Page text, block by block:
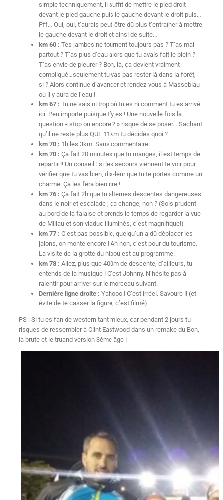
simple techniquement, il suffit de mettre le pied droit
devant le pied gauche puis le gauche devant le droit puis…
Pff… Oui, oui, t’aurais peut-être dû plus t’entraîner à mettre
le gauche devant le droit et ainsi de suite…
km 60 : Tes jambes ne tournent toujours pas ? T’as mal
partout ? T’as plus d’eau alors que tu avais fait le plein ?
T’as envie de pleurer ? Bon, là, ça devient vraiment
compliqué…seulement tu vas pas rester là dans la forêt,
si ? Alors continue d’avancer et rendez-vous à Massebiau
où il y aura de l’eau !
km 67 : Tu ne sais ni trop où tu es ni comment tu es arrivé
ici. Peu importe puisque t’y es ! Une nouvelle fois la
question « stop ou encore ? » risque de se poser… Sachant
qu’il ne reste plus QUE 11km tu décides quoi ?
km 70 : 1h les 3km. Sans commentaire.
km 70 : Ça fait 20 minutes que tu manges, il est temps de
repartir !! Un conseil : si les secours viennent te voir pour
vérifier que tu vas bien, dis-leur que tu te portes comme un
charme. Ça les fera bien rire !
km 76 : Ça fait 2h que tu alternes descentes dangereuses
dans le noir et escalade ; ça change, non ? (Sois prudent
au bord de la falaise et prends le temps de regarder la vue
de Millau et son viaduc illuminés, c’est magnifique!)
km 77 : C’est pas possible, quelqu’un a dû déplacer les
jalons, on monte encore ! Ah non, c’est pour du tourisme.
La visite de la grotte du hibou est au programme.
km 78 : Allez, plus que 400m de descente, d’ailleurs, tu
entends de la musique ! C’est Johnny. N’hésite pas à
ralentir pour arriver sur le morceau suivant.
Dernière ligne droite : Yahooo ! C’est irréel. Savoure !! (et
évite de te casser la figure, c’est filmé)
PS : Si tu es fan de western tant mieux, car pendant 2 jours tu
risques de ressembler à Clint Eastwood dans un remake du Bon,
la brute et le truand version 3ème âge !